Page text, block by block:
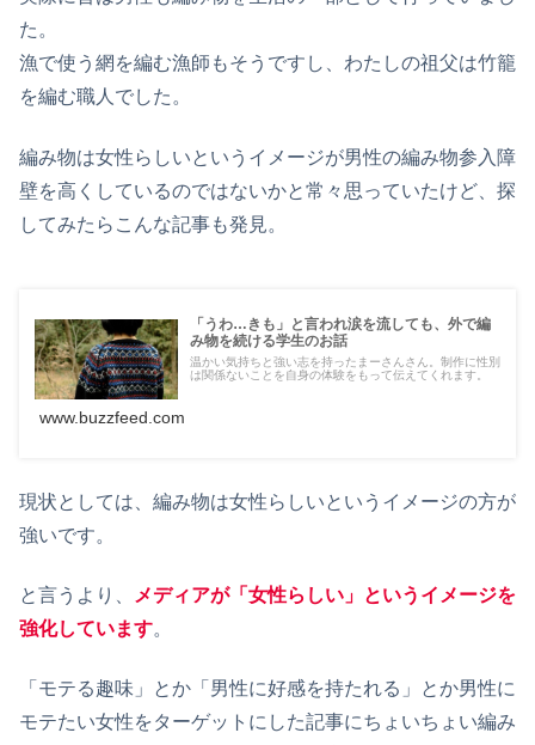
た。
漁で使う網を編む漁師もそうですし、わたしの祖父は竹籠
を編む職人でした。
編み物は女性らしいというイメージが男性の編み物参入障
壁を高くしているのではないかと常々思っていたけど、探
してみたらこんな記事も発見。
「うわ…きも」と言われ涙を流しても、外で編
み物を続ける学生のお話
温かい気持ちと強い志を持ったまーさんさん。制作に性別
は関係ないことを自身の体験をもって伝えてくれます。
www.buzzfeed.com
現状としては、編み物は女性らしいというイメージの方が
強いです。
と言うより、
メディアが「女性らしい」というイメージを
強化しています。
「モテる趣味」とか「男性に好感を持たれる」とか男性に
モテたい女性をターゲットにした記事にちょいちょい編み